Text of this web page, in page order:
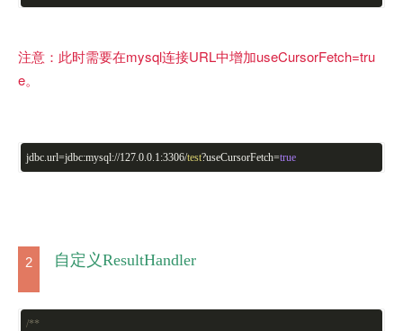
注意：此时需要在mysql连接URL中增加useCursorFetch=tru
e。
jdbc.url=jdbc:mysql://127.0.0.1:3306/test?useCursorFetch=true
2 自定义ResultHandler
/**